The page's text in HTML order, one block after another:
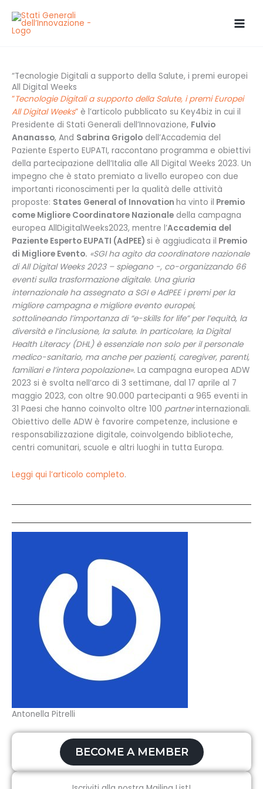
content
“Tecnologie Digitali a supporto della Salute, i premi europei
All Digital Weeks
“Tecnologie Digitali a supporto della Salute, i premi Europei
All Digital Weeks” è l’articolo pubblicato su Key4biz in cui il
Presidente di Stati Generali dell’Innovazione, Fulvio
Ananasso, And Sabrina Grigolo dell’Accademia del
Paziente Esperto EUPATI, raccontano programma e obiettivi
della partecipazione dell’Italia alle All Digital Weeks 2023. Un
impegno che è stato premiato a livello europeo con due
importanti riconoscimenti per la qualità delle attività
proposte: States General of Innovation ha vinto il Premio
come Migliore Coordinatore Nazionale della campagna
europea AllDigitalWeeks2023, mentre l’Accademia del
Paziente Esperto EUPATI (AdPEE) si è aggiudicata il Premio
di Migliore Evento. «SGI ha agito da coordinatore nazionale
di All Digital Weeks 2023 – spiegano -, co-organizzando 66
eventi sulla trasformazione digitale. Una giuria
internazionale ha assegnato a SGI e AdPEE i premi per la
migliore campagna e migliore evento europei,
sottolineando l’importanza di “e-skills for life” per l’equità, la
diversità e l’inclusione, la salute. In particolare, la Digital
Health Literacy (DHL) è essenziale non solo per il personale
medico-sanitario, ma anche per pazienti, caregiver, parenti,
familiari e l’intera popolazione». La campagna europea ADW
2023 si è svolta nell’arco di 3 settimane, dal 17 aprile al 7
maggio 2023, con oltre 90.000 partecipanti a 965 eventi in
31 Paesi che hanno coinvolto oltre 100 partnerinternazionali.
Obiettivo delle ADW è favorire competenze, inclusione e
responsabilizzazione digitale, coinvolgendo biblioteche,
centri comunitari, scuole e altri luoghi in tutta Europa.
Leggi qui l’articolo completo.
Antonella Pitrelli
BECOME A MEMBER